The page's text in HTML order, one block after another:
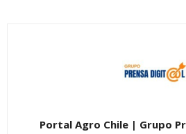
Portal Agro Chile | Grupo